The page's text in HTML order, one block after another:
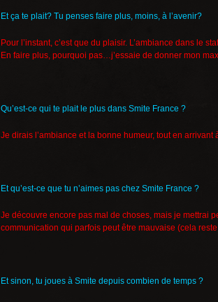
Et ça te plait? Tu penses faire plus, moins, à l’avenir?
Pour l’instant, c’est que du plaisir. L’ambiance dans le
En faire plus, pourquoi pas…j’essaie de donner mon
Qu’est-ce qui te plait le plus dans Smite France ?
Je dirais l’ambiance et la bonne humeur, tout en arrivant
Et qu’est-ce que tu n’aimes pas chez Smite France ?
Je découvre encore pas mal de choses, mais je mettrai
communication qui parfois peut être mauvaise (cela
Et sinon, tu joues à Smite depuis combien de temps ?